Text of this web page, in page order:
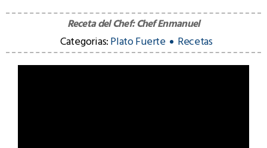
Receta del Chef:Chef Enmanuel
Categorias:Plato Fuerte Recetas